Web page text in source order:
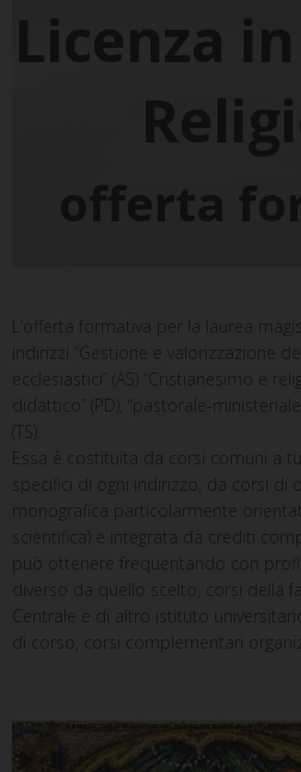
Licenza
offerta
L’offerta formativa per la laurea
indirizzi “Gestione e valorizzazione
ecclesiastici” (AS) “Cristianesimo e
didattico” (PD), “pastorale-
(TS).
Essa è costituita da corsi comuni a
specifici di ogni indirizzo, da corsi di
monografica particolarmente
scientifica) e integrata da crediti
può ottenere frequentando con
diverso da quello scelto, corsi della
Centrale e di altro istituto
di corso, corsi complementari